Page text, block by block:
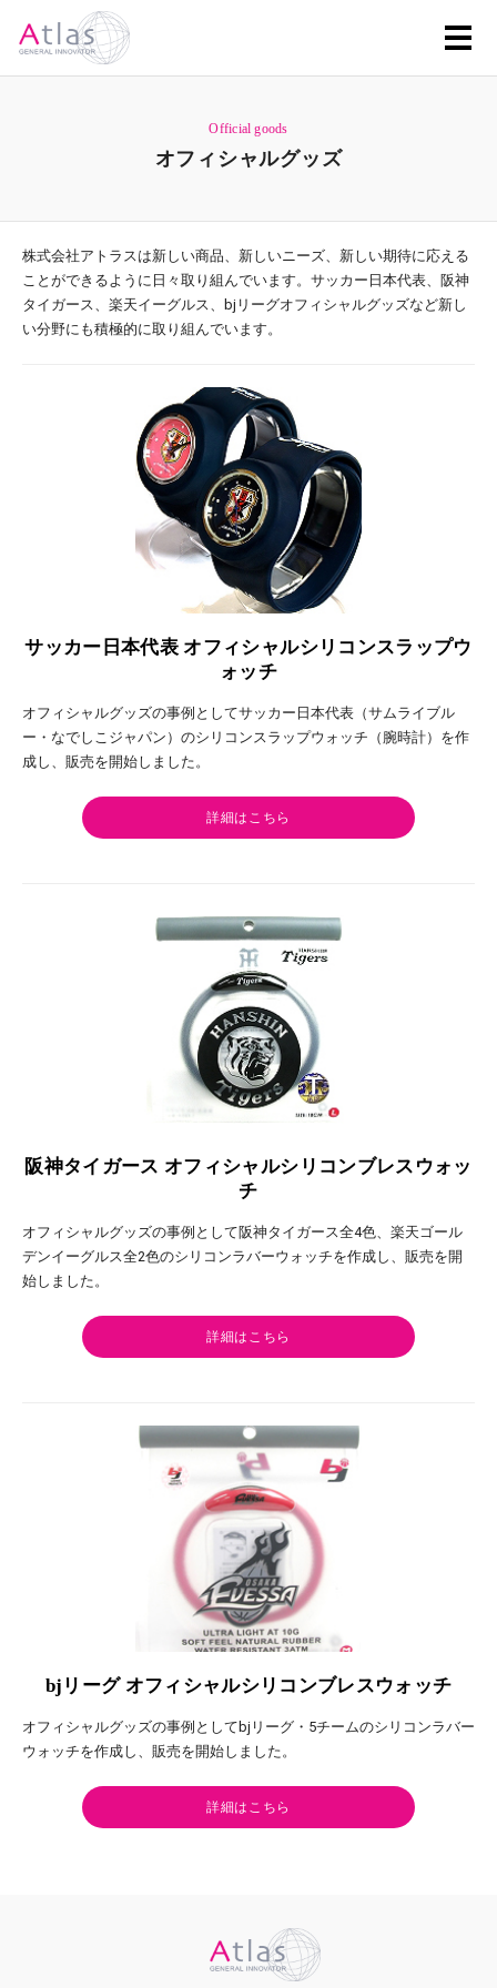
Official goods
オフィシャルグッズ
株式会社アトラスは新しい商品、新しいニーズ、新しい期待に応える
ことができるように日々取り組んでいます。サッカー日本代表、阪神
タイガース、楽天イーグルス、bjリーグオフィシャルグッズなど新し
い分野にも積極的に取り組んでいます。
サッカー日本代表 オフィシャルシリコンスラップウ
ォッチ
オフィシャルグッズの事例としてサッカー日本代表（サムライブル
ー・なでしこジャパン）のシリコンスラップウォッチ（腕時計）を作
成し、販売を開始しました。
詳細はこちら
阪神タイガース オフィシャルシリコンブレスウォッ
チ
オフィシャルグッズの事例として阪神タイガース全4色、楽天ゴール
デンイーグルス全2色のシリコンラバーウォッチを作成し、販売を開
始しました。
詳細はこちら
bjリーグ オフィシャルシリコンブレスウォッチ
オフィシャルグッズの事例としてbjリーグ・5チームのシリコンラバー
ウォッチを作成し、販売を開始しました。
詳細はこちら